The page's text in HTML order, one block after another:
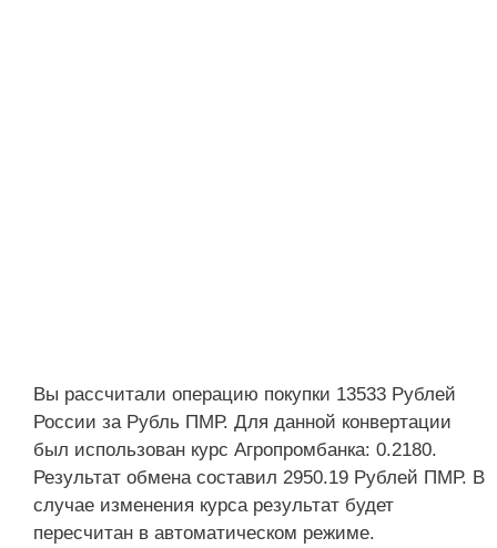
Вы рассчитали операцию покупки 13533 Рублей
России за Рубль ПМР. Для данной конвертации
был использован курс Агропромбанка: 0.2180.
Результат обмена составил 2950.19 Рублей ПМР. В
случае изменения курса результат будет
пересчитан в автоматическом режиме.